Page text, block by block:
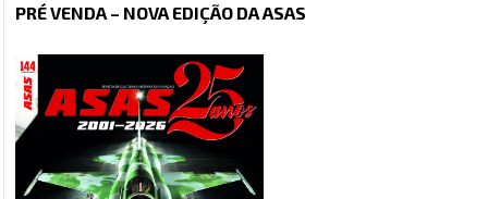
PRÉ VENDA – NOVA EDIÇÃO DA ASAS